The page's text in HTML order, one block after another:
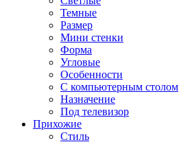
Темные
Размер
Мини стенки
Форма
Угловые
Особенности
С компьютерным столом
Назначение
Под телевизор
Прихожие
Стиль